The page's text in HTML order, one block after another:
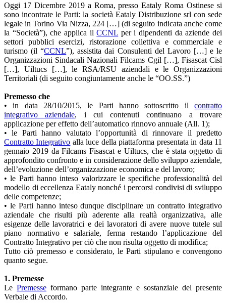
Oggi 17 Dicembre 2019 a Roma, presso Eataly Roma Ostinese si
sono incontrate le Parti: la società Eataly Distribuzione srl con sede
legale in Torino Via Nizza, 224 […] (di seguito indicata anche come
la “Società”), che applica ilCCNL per i dipendenti da aziende dei
settori pubblici esercizi, ristorazione collettiva e commerciale e
turismo (il “CCNL”), assistita dai Consulenti del Lavoro […] e le
Organizzazioni Sindacali Nazionali Filcams Cgil […], Fisascat Cisl
[…], Uiltucs […], le RSA/RSU aziendali e le Organizzazioni
Territoriali (di seguito congiuntamente anche le “OO.SS.”)
Premesso che
• in data 28/10/2015, le Parti hanno sottoscritto il contratto
integrativo aziendale, i cui contenuti continuano a trovare
applicazione per effetto dell’automatico rinnovo annuale (All. 1);
• le Parti hanno valutato l’opportunità di rinnovare il predetto
Contratto Integrativo alla luce della piattaforma presentata in data 11
gennaio 2019 da Filcams Fisascat e Uiltucs, che è stata oggetto di
approfondito confronto e in considerazione dello sviluppo aziendale,
dell’evoluzione dell’organizzazione economica e del lavoro;
• le Parti hanno inteso valorizzare le specifiche professionalità del
modello di eccellenza Eataly nonché i percorsi condivisi di sviluppo
delle competenze;
• le Parti hanno inteso dunque disciplinare un contratto integrativo
aziendale che risulti più aderente alla realtà organizzativa, alle
esigenze delle lavoratrici e dei lavoratori di avere nuove tutele sul
piano normativo e salariale, ferma restando l’applicazione del
Contratto Integrativo per ciò che non risulta oggetto di modifica;
Tutto ciò premesso e considerato, le Parti stipulano e convengono
quanto segue.
1. Premesse
Le Premesse formano parte integrante e sostanziale del presente
Verbale di Accordo.